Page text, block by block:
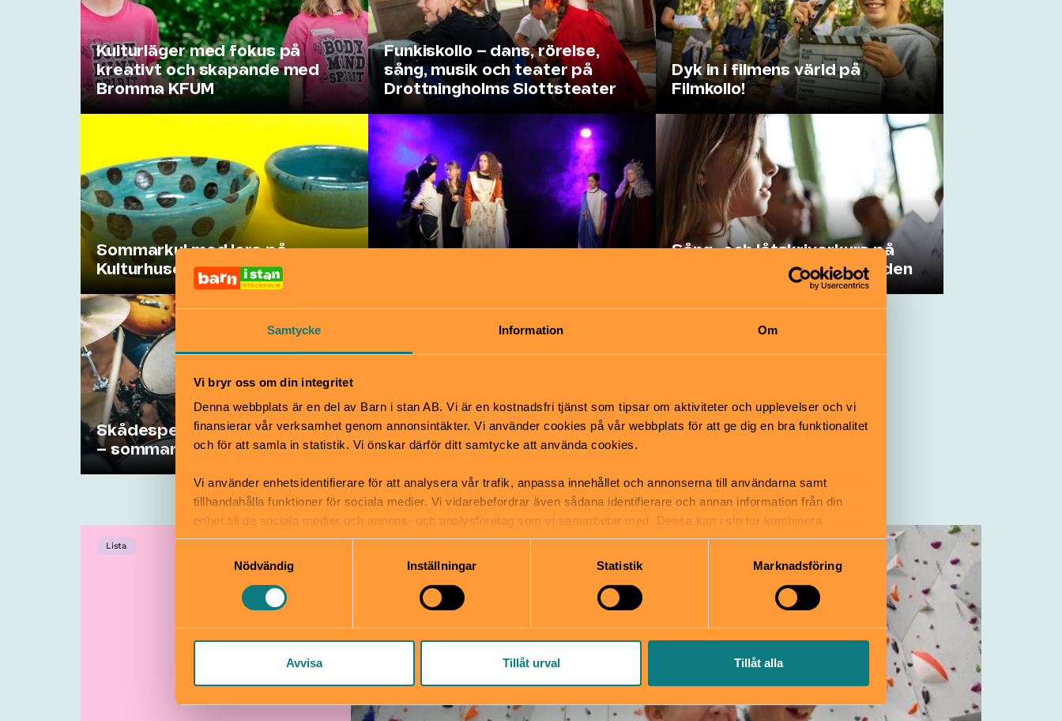
Samtycke Information Om
Vi bryr oss om din integritet
Denna webbplats är en del av Barn i stan AB. Vi är en kostnadsfri tjänst som tipsar om aktiviteter och upplevelser och vi
finansierar vår verksamhet genom annonsintäkter. Vi använder cookies på vår webbplats för att ge dig en bra funktionalitet
och för att samla in statistik. Vi önskar därför ditt samtycke att använda cookies.
Vi använder enhetsidentifierare för att analysera vår trafik, anpassa innehållet och annonserna till användarna samt
tillhandahålla funktioner för sociala medier. Vi vidarebefordrar även sådana identifierare och annan information från din
enhet till de sociala medier och annons- och analysföretag som vi samarbetar med. Dessa kan i sin tur kombinera
informationen med annan information som du har tillhandahållit eller som de har samlat in när du har använt deras tjänster.
Nödvändig
Inställningar Statistik Marknadsföring
Avvisa Tillåt urval Tillåt alla
Kulturläger med fokus på
kreativt och skapande med
Bromma KFUM
Funkiskollo – dans, rörelse,
sång, musik och teater på
Drottningholms Slottsteater
Dyk in i filmens värld på
Filmkollo!
Sommarkul med lera på
Kulturhuset Dieselverkstaden
Sång- och låtskrivarkurs på
Kulturhuset Dieselverkstaden
Skådespeleri, teater och sång
– sommarkurser på Kulturama!
Turboteater på Kulturhuset
Dieselverkstaden
Lista